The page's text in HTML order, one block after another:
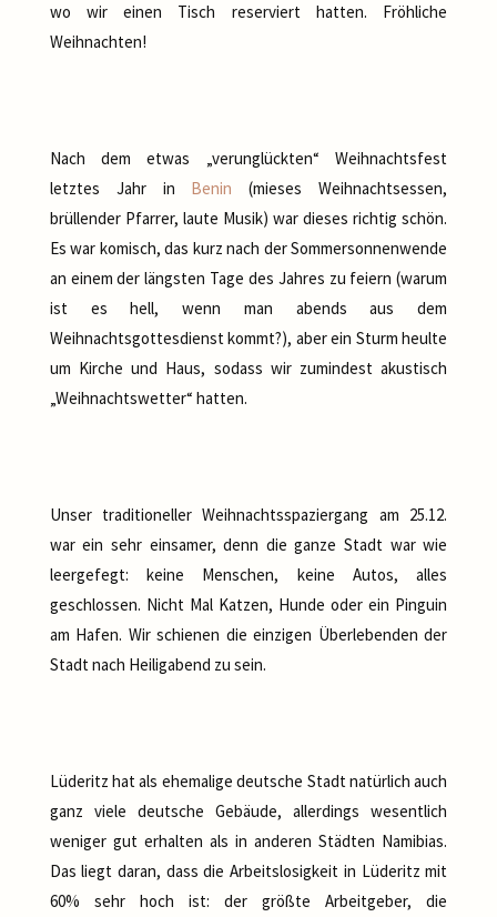
wo wir einen Tisch reserviert hatten. Fröhliche
Weihnachten!
Nach dem etwas „verunglückten“ Weihnachtsfest
letztes Jahr in Benin (mieses Weihnachtsessen,
brüllender Pfarrer, laute Musik) war dieses richtig schön.
Es war komisch, das kurz nach der Sommersonnenwende
an einem der längsten Tage des Jahres zu feiern (warum
ist es hell, wenn man abends aus dem
Weihnachtsgottesdienst kommt?), aber ein Sturm heulte
um Kirche und Haus, sodass wir zumindest akustisch
„Weihnachtswetter“ hatten.
Unser traditioneller Weihnachtsspaziergang am 25.12.
war ein sehr einsamer, denn die ganze Stadt war wie
leergefegt: keine Menschen, keine Autos, alles
geschlossen. Nicht Mal Katzen, Hunde oder ein Pinguin
am Hafen. Wir schienen die einzigen Überlebenden der
Stadt nach Heiligabend zu sein.
Lüderitz hat als ehemalige deutsche Stadt natürlich auch
ganz viele deutsche Gebäude, allerdings wesentlich
weniger gut erhalten als in anderen Städten Namibias.
Das liegt daran, dass die Arbeitslosigkeit in Lüderitz mit
60% sehr hoch ist: der größte Arbeitgeber, die